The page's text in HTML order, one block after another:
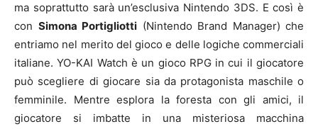
ma soprattutto sarà un’esclusiva Nintendo 3DS. E così è
con Simona Portigliotti (Nintendo Brand Manager) che
entriamo nel merito del gioco e delle logiche commerciali
italiane. YO-KAI Watch è un gioco RPG in cui il giocatore
può scegliere di giocare sia da protagonista maschile o
femminile. Mentre esplora la foresta con gli amici, il
giocatore si imbatte in una misteriosa macchina